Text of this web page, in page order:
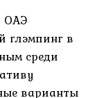
ОАЭ
глэмпинг в
среди
варианты